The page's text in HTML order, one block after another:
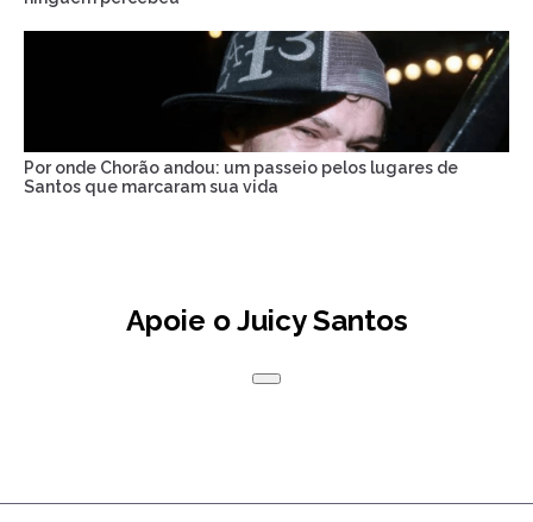
Por onde Chorão andou: um passeio pelos lugares de
Santos que marcaram sua vida
Apoie o Juicy Santos